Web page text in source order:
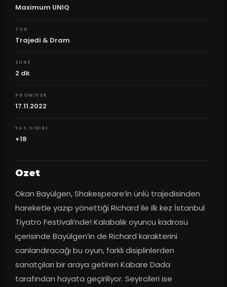
Maximum UNIQ
TUR
Trajedi & Dram
SURE
2 dk
PROMIYER
17.11.2022
YAS SINIRI
+18
Ozet
Okan Bayülgen, Shakespeare’in ünlü trajedisinden
hareketle yazıp yönettiği Richard ile ilk kez İstanbul
Tiyatro Festivali’nde! Kalabalık oyuncu kadrosu
içerisinde Bayülgen’in de Richard karakterini
canlandıracağı bu oyun, farklı disiplinlerden
sanatçıları bir araya getiren Kabare Dada
tarafından hayata geçiriliyor. Seyircileri ise